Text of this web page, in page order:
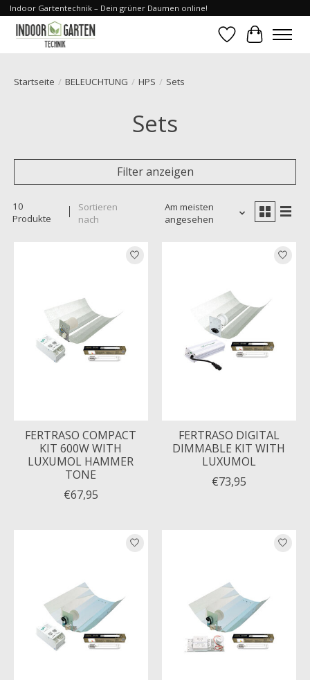
Indoor Gartentechnik – Dein grüner Daumen online!
Wunschzettel
Ihr
Startseite / BELEUCHTUNG / HPS / Sets
Sets
Filter anzeigen
10
Produkte
Sortieren
nach
Am meisten
angesehen
FERTRASO COMPACT
KIT 600W WITH
LUXUMOL HAMMER
TONE
€67,95
FERTRASO DIGITAL
DIMMABLE KIT WITH
LUXUMOL
€73,95